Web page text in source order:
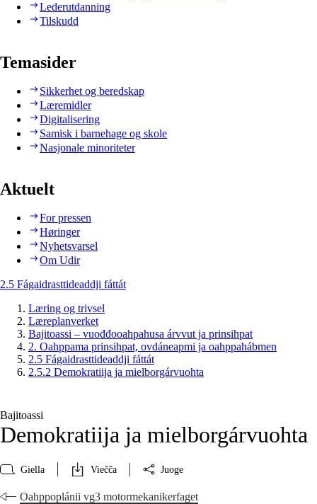
Lederutdanning
Tilskudd
Temasider
Sikkerhet og beredskap
Læremidler
Digitalisering
Samisk i barnehage og skole
Nasjonale minoriteter
Aktuelt
For pressen
Høringer
Nyhetsvarsel
Om Udir
2.5 Fágaidrasttideaddji fáttát
Læring og trivsel
Læreplanverket
Bajitoassi – vuođđooahpahusa árvvut ja prinsihpat
2. Oahppama prinsihpat, ovdáneapmi ja oahppahábmen
2.5 Fágaidrasttideaddji fáttát
2.5.2 Demokratiija ja mielborgárvuohta
Bajitoassi
Demokratiija ja mielborgárvuohta
Giella Viečča Juoge
Oahppoplánii vg3 motormekanikerfaget